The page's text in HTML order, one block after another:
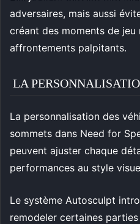
adversaires, mais aussi
créant des moments de jeu
affrontements palpitants.
LA
La personnalisation des
sommets dans Need for
peuvent ajuster chaque
performances au style
Le système Autosculpt
remodeler certaines